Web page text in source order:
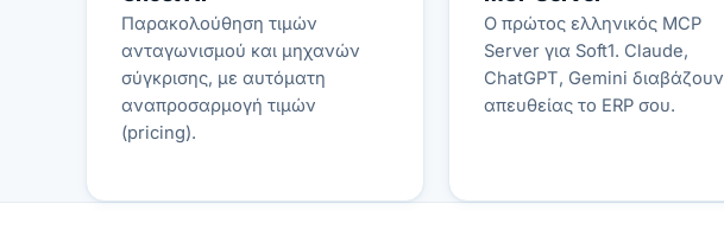
Παρακολούθηση τιμών
ανταγωνισμού και μηχανών
σύγκρισης, με αυτόματη
αναπροσαρμογή τιμών
(pricing).
Ο πρώτος ελληνικός MCP
Server για Soft1. Claude,
ChatGPT, Gemini διαβάζουν
απευθείας το ERP σου.